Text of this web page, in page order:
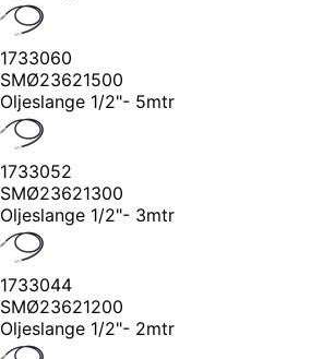
1733060
SMØ23621500
Oljeslange 1/2"- 5mtr
1733052
SMØ23621300
Oljeslange 1/2"- 3mtr
1733044
SMØ23621200
Oljeslange 1/2"- 2mtr